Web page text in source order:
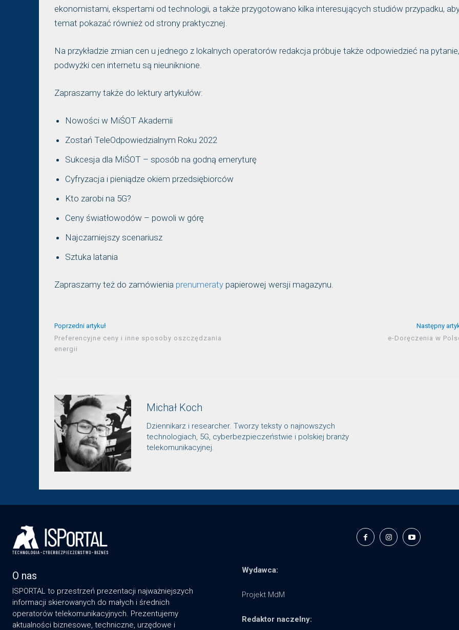
ekonomistami, ekspertami od technologii, a także przygotowano kilka interesujących studiów przypadku,
temat pokazać również od strony praktycznej.
Na przykładzie zmian cen u jednego z lokalnych operatorów redakcja próbuje także odpowiedzieć na
podwyżki cen internetu są nieuniknione.
Zapraszamy także do lektury artykułów:
Nowości w MiŚOT Akademii
Zostań TeleOdpowiedzialnym Roku 2022
Sukcesja dla MiŚOT – sposób na godną emeryturę
Cyfryzacja i pieniądze okiem przedsiębiorców
Kto zarobi na 5G?
Ceny światłowodów – powoli w górę
Najczarniejszy scenariusz
Sztuka latania
Zapraszamy też do zamówienia prenumeraty papierowej wersji magazynu.
Poprzedni artykuł
Preferencyjne ceny i inne sposoby oszczędzania
energii
Następny
e-Doręczenia w
Michał Koch
Dziennikarz i researcher. Tworzy teksty o najnowszych
technologiach, 5G, cyberbezpieczeństwie i polskiej branży
telekomunikacyjnej.
O nas
ISPORTAL to przestrzeń prezentacji najważniejszych
informacji skierowanych do małych i średnich
operatorów telekomunikacyjnych. Prezentujemy
aktualności biznesowe, techniczne, urzędowe i
Wydawca:
Projekt MdM
Redaktor naczelny: